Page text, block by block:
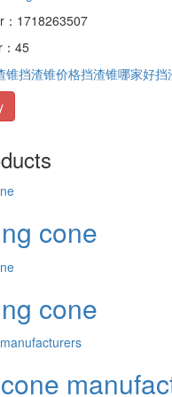
：1718263507
45
锥挡渣锥价格挡渣锥哪家好挡
cone
cone